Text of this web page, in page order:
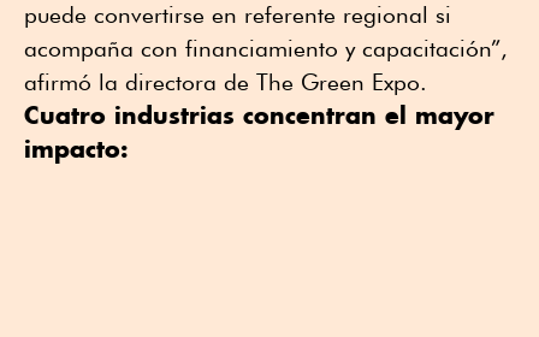
puede convertirse en referente regional si
acompaña con financiamiento y capacitación”,
afirmó la directora de The Green Expo.
Cuatro industrias concentran el mayor
impacto: